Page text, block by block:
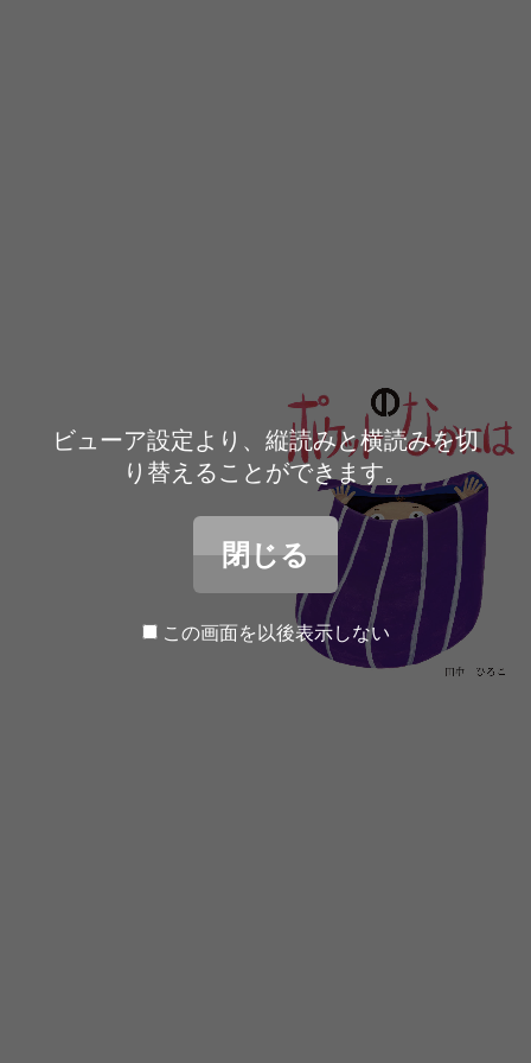
ビューア設定より、縦読みと横読みを切
り替えることができます。
閉じる
この画面を以後表示しない